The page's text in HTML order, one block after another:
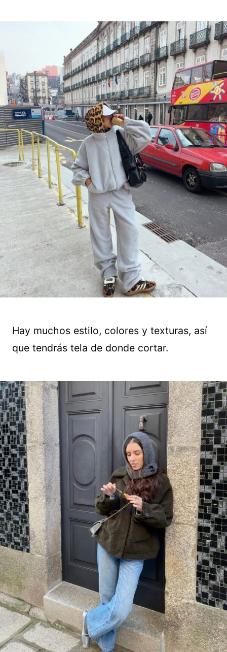
Hay muchos estilo, colores y texturas, así
que tendrás tela de donde cortar.